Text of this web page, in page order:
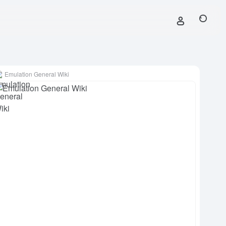
Emulation General Wiki